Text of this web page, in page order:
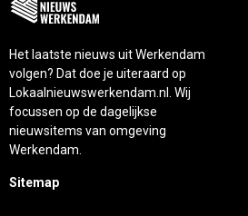
Het laatste nieuws uit Werkendam
volgen? Dat doe je uiteraard op
Lokaalnieuwswerkendam.nl. Wij
focussen op de dagelijkse
nieuwsitems van omgeving
Werkendam.
Sitemap